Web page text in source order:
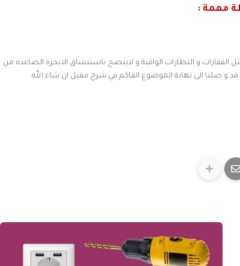
مهمة :
و النظارات الواقية و لاينصح باستنشاق الابخرة الصاعدة من
و صلنا الى نهاية الموضوع القاكم في شرح مقبل ان شاء الله.